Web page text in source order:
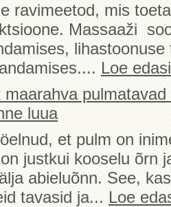
ravimeetod, mis
Massaaži
Loe edasi
maarahva
luua
et pulm on
justkui kooselu õrn
abieluõnn. See,
tavasid ja... Loe